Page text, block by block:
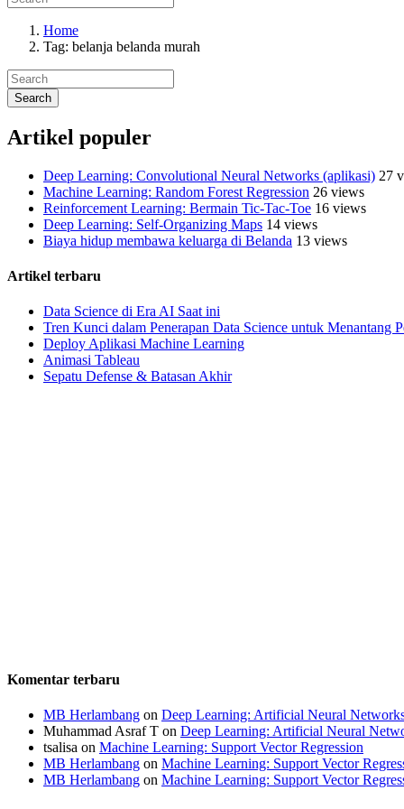
Home
Tag: belanja belanda murah
Artikel populer
Deep Learning: Convolutional Neural Networks (aplikasi) 27
Machine Learning: Random Forest Regression 26 views
Reinforcement Learning: Bermain Tic-Tac-Toe 16 views
Deep Learning: Self-Organizing Maps 14 views
Biaya hidup membawa keluarga di Belanda 13 views
Artikel terbaru
Data Science di Era AI Saat ini
Tren Kunci dalam Penerapan Data Science untuk Menantang
Deploy Aplikasi Machine Learning
Animasi Tableau
Sepatu Defense & Batasan Akhir
Komentar terbaru
MB Herlambang on Deep Learning: Artificial Neural
Muhammad Asraf T on Deep Learning: Artificial Neural
tsalisa on Machine Learning: Support Vector Regression
MB Herlambang on Machine Learning: Support Vector
MB Herlambang on Machine Learning: Support Vector